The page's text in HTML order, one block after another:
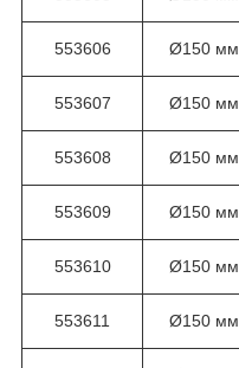
553606 Ø150 мм
553607 Ø150 мм
553608 Ø150 мм
553609 Ø150 мм
553610 Ø150 мм
553611 Ø150 мм